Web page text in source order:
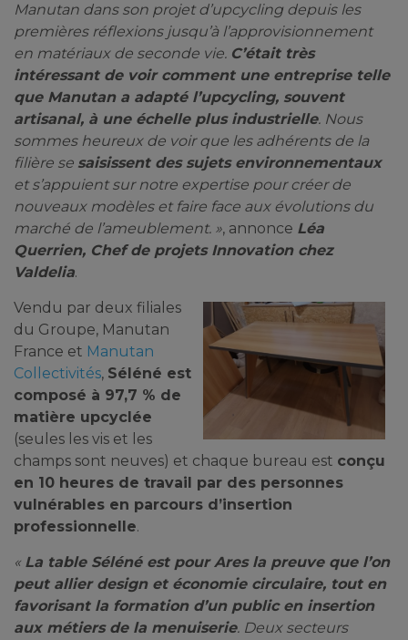
Manutan dans son projet d’upcycling depuis les
premières réflexions jusqu’à l’approvisionnement
en matériaux de seconde vie. C’était très
intéressant de voir comment une entreprise telle
que Manutan a adapté l’upcycling, souvent
artisanal, à une échelle plus industrielle. Nous
sommes heureux de voir que les adhérents de la
filière se saisissent des sujets environnementaux
et s’appuient sur notre expertise pour créer de
nouveaux modèles et faire face aux évolutions du
marché de l’ameublement. », annonce Léa
Querrien, Chef de projets Innovation chez
Valdelia.
Vendu par deux filiales
du Groupe, Manutan
France et Manutan
Collectivités, Séléné est
composé à 97,7 % de
matière upcyclée
(seules les vis et les
champs sont neuves) et chaque bureau est conçu
en 10 heures de travail par des personnes
vulnérables en parcours d’insertion
professionnelle.
« La table Séléné est pour Ares la preuve que l’on
peut allier design et économie circulaire, tout en
favorisant la formation d’un public en insertion
aux métiers de la menuiserie. Deux secteurs